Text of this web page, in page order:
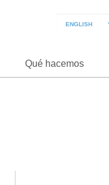
Qué hacemos